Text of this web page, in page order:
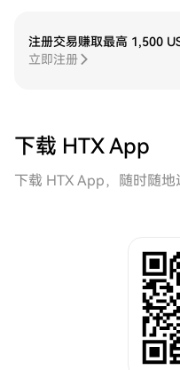
注册交易赚取最高 1,500
立即注册
下载 HTX App
下载 HTX App，随时随